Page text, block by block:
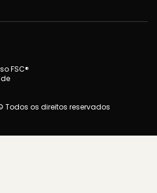
FSC®
Todos os direitos reservados